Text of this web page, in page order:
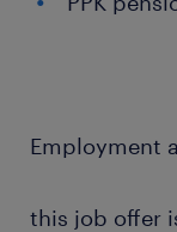
Employment
this job offer